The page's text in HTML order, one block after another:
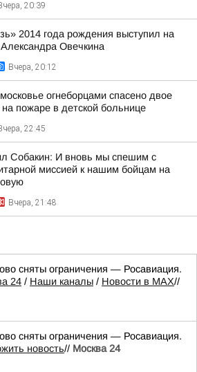
20:39
2014 года рождения выступил на
Александра Овечкина
Вчера, 20:12
огнеборцами спасено двое
на пожаре в детской больнице
22:45
Собакин: И вновь мы спешим с
миссией к нашим бойцам на
Вчера, 21:48
сняты ограничения — Росавиация.
24 / Наши каналы / Новости в MAX//
сняты ограничения — Росавиация.
новость// Москва 24